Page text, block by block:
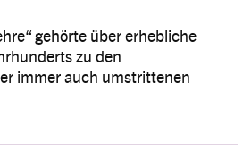
gehörte über erhebliche
zu den
immer auch umstrittenen